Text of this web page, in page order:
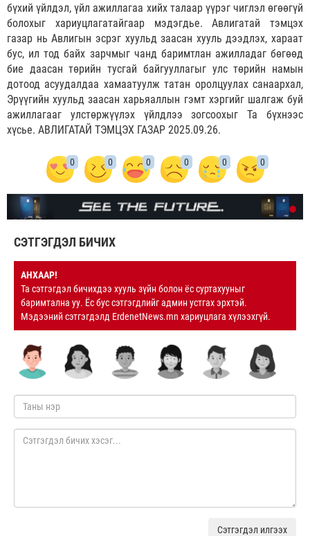
бүхий үйлдэл, үйл ажиллагаа хийх талаар үүрэг чиглэл өгөөгүй
болохыг хариуцлагатайгаар мэдэгдье. Авлигатай тэмцэх
газар нь Авлигын эсрэг хуульд заасан хууль дээдлэх, хараат
бус, ил тод байх зарчмыг чанд баримтлан ажилладаг бөгөөд
бие даасан төрийн тусгай байгууллагыг улс төрийн намын
дотоод асуудалдаа хамаатуулж татан оролцуулах санаархал,
Эрүүгийн хуульд заасан харьяаллын гэмт хэргийг шалгаж буй
ажиллагааг улстөржүүлэх үйлдлээ зогсоохыг Та бүхнээс
хүсье. АВЛИГАТАЙ ТЭМЦЭХ ГАЗАР 2025.09.26.
0 0 0 0 0 0
СЭТГЭГДЭЛ БИЧИХ
АНХААР!
Та сэтгэгдэл бичихдээ хууль зүйн болон ёс суртахууныг
баримтална уу. Ёс бус сэтгэгдлийг админ устгах эрхтэй.
Мэдээний сэтгэгдэлд ErdenetNews.mn хариуцлага хүлээхгүй.
Сэтгэгдэл илгээх